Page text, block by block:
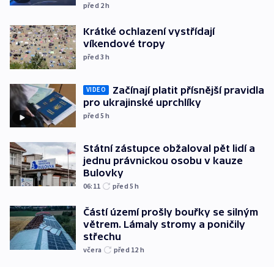
před 2h
Krátké ochlazení vystřídají
víkendové tropy
před 3h
VIDEO
Začínají platit přísnější pravidla
pro ukrajinské uprchlíky
před 5h
Státní zástupce obžaloval pět lidí a
jednu právnickou osobu v kauze
Bulovky
06:11 před 5h
Částí území prošly bouřky se silným
větrem. Lámaly stromy a poničily
střechu
včera před 12 h